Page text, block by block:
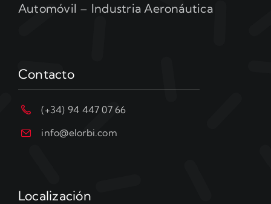
Automóvil – Industria Aeronáutica
Contacto
(+34) 94 447 07 66
info@elorbi.com
Localización